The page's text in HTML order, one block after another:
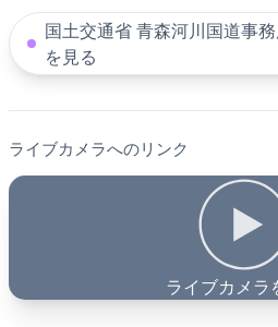
国土交通省 青森河川国道事
を見る
ライブカメラへのリンク
ライブカメラ